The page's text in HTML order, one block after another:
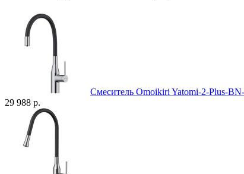
Смеситель Omoikiri Yatomi-2-Plus-
29 988 р.